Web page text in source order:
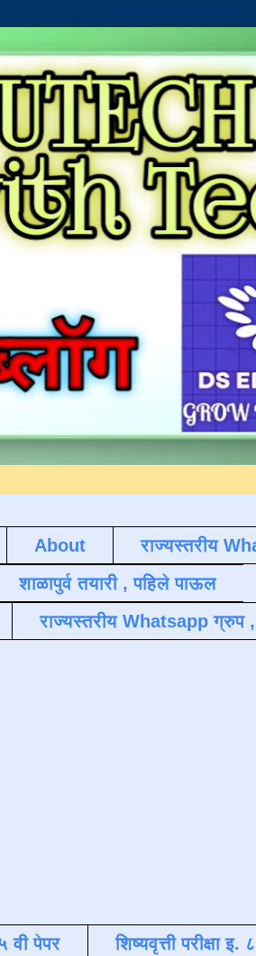
About
राज्यस्तरीय
शाळापुर्व तयारी , पहिले पाऊल
राज्यस्तरीय Whatsapp ग्रुप ,
५ वी पेपर
शिष्यवृत्ती परीक्षा इ.